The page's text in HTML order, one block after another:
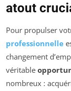
atout
Pour propulser
professionnelle
changement
véritable
nombreux :